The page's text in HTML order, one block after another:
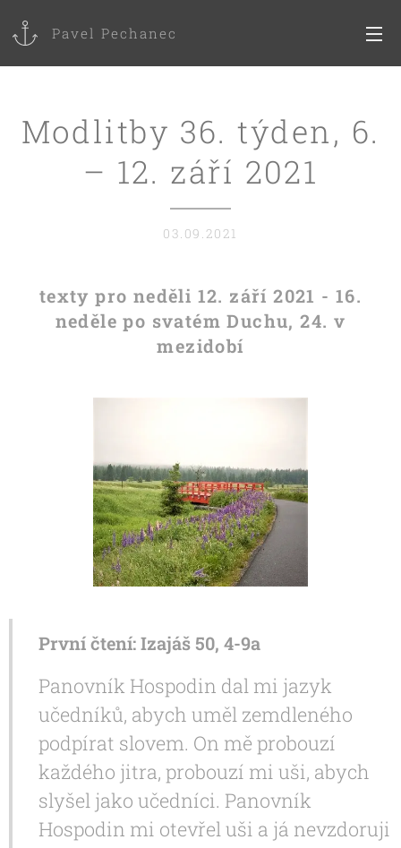
Pavel Pechanec
Modlitby 36. týden, 6.
– 12. září 2021
03.09.2021
texty pro neděli 12. září 2021 - 16.
neděle po svatém Duchu, 24. v
mezidobí
První čtení: Izajáš 50, 4-9a
Panovník Hospodin dal mi jazyk
učedníků, abych uměl zemdleného
podpírat slovem. On mě probouzí
každého jitra, probouzí mi uši, abych
slyšel jako učedníci. Panovník
Hospodin mi otevřel uši a já nevzdoruji